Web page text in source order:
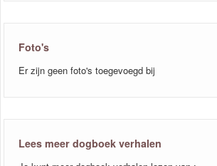
Foto's
Er zijn geen foto's toegevoegd bij
Lees meer dogboek verhalen